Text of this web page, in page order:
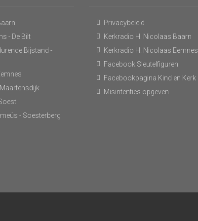
- De Bilt
Bijstand -
- Soesterberg
Privacybeleid
Kerkradio H. Nicolaas Baarn
Kerkradio H. Nicolaas Eemnes
Facebook Sleutelfiguren
Facebookpagina Kind en Kerk
Misintenties opgeven